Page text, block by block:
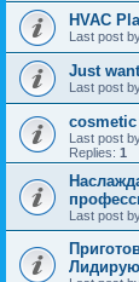
HVAC
Last post
Just
Last post
Last post
Replies: 1
Last post